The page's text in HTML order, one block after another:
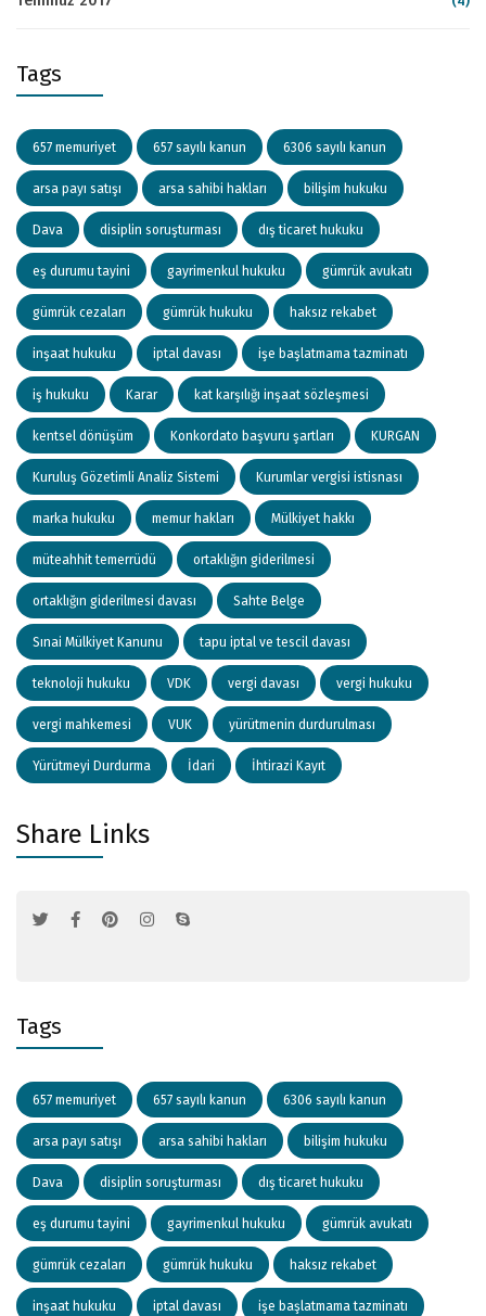
Tags
657 memuriyet 657 sayılı kanun 6306 sayılı kanun
arsa payı satışı arsa sahibi hakları bilişim hukuku
Dava disiplin soruşturması dış ticaret hukuku
eş durumu tayini gayrimenkul hukuku gümrük avukatı
gümrük cezaları gümrük hukuku haksız rekabet
inşaat hukuku iptal davası işe başlatmama tazminatı
iş hukuku Karar kat karşılığı inşaat sözleşmesi
kentsel dönüşüm Konkordato başvuru şartları KURGAN
Kuruluş Gözetimli Analiz Sistemi Kurumlar vergisi istisnası
marka hukuku memur hakları Mülkiyet hakkı
müteahhit temerrüdü ortaklığın giderilmesi
ortaklığın giderilmesi davası Sahte Belge
Sınai Mülkiyet Kanunu tapu iptal ve tescil davası
teknoloji hukuku VDK vergi davası vergi hukuku
vergi mahkemesi VUK yürütmenin durdurulması
Yürütmeyi Durdurma İdari İhtirazi Kayıt
Share Links
Tags
657 memuriyet 657 sayılı kanun 6306 sayılı kanun
arsa payı satışı arsa sahibi hakları bilişim hukuku
Dava disiplin soruşturması dış ticaret hukuku
eş durumu tayini gayrimenkul hukuku gümrük avukatı
gümrük cezaları gümrük hukuku haksız rekabet
inşaat hukuku iptal davası işe başlatmama tazminatı